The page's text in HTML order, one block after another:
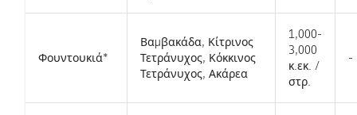
Φουντουκιά*
Βαμβακάδα, Κίτρινος
Τετράνυχος, Κόκκινος
Τετράνυχος, Ακάρεα
1,000-
3,000
κ.εκ. /
στρ.
-